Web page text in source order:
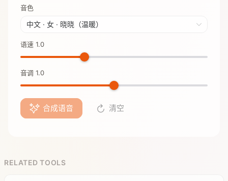
音色
中文 · 女 · 晓晓（温暖）
语速 1.0
音调 1.0
合成语音 清空
RELATED TOOLS